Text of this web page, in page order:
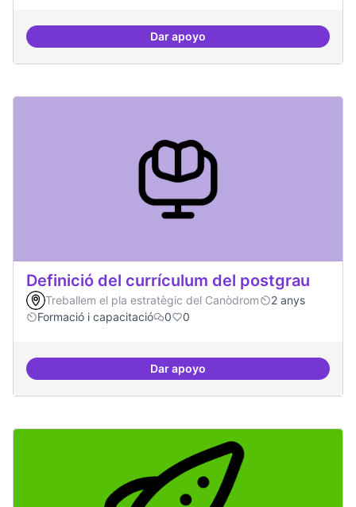
Dar apoyoILP Drets Digitals
Definició del currículum del postgrau
Treballem el pla estratègic del Canòdrom
2 anys
Formació i capacitació
0 0
Dar apoyoDefinició del currículum del